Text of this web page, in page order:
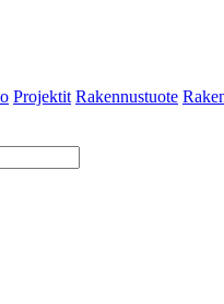
Projektit Rakennustuote